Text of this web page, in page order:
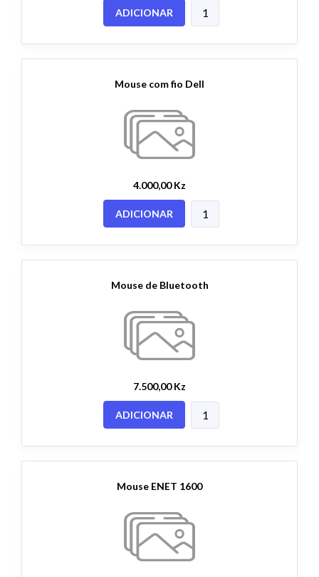
ADICIONAR
Mouse com fio Dell
4.000,00 Kz
ADICIONAR
Mouse de Bluetooth
7.500,00 Kz
ADICIONAR
Mouse ENET 1600